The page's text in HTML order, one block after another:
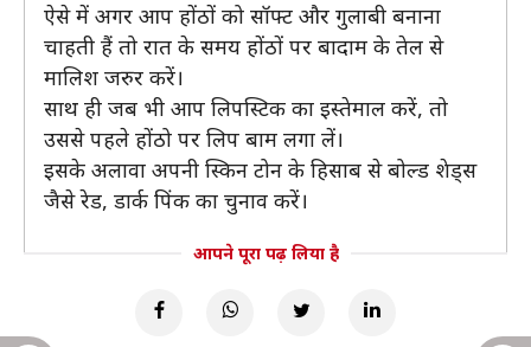
ऐसे में अगर आप होंठों को सॉफ्ट और गुलाबी बनाना
चाहती हैं तो रात के समय होंठों पर बादाम के तेल से
मालिश जरुर करें।
साथ ही जब भी आप लिपस्टिक का इस्तेमाल करें, तो
उससे पहले होंठो पर लिप बाम लगा लें।
इसके अलावा अपनी स्किन टोन के हिसाब से बोल्ड शेड्स
जैसे रेड, डार्क पिंक का चुनाव करें।
आपने पूरा पढ़ लिया है